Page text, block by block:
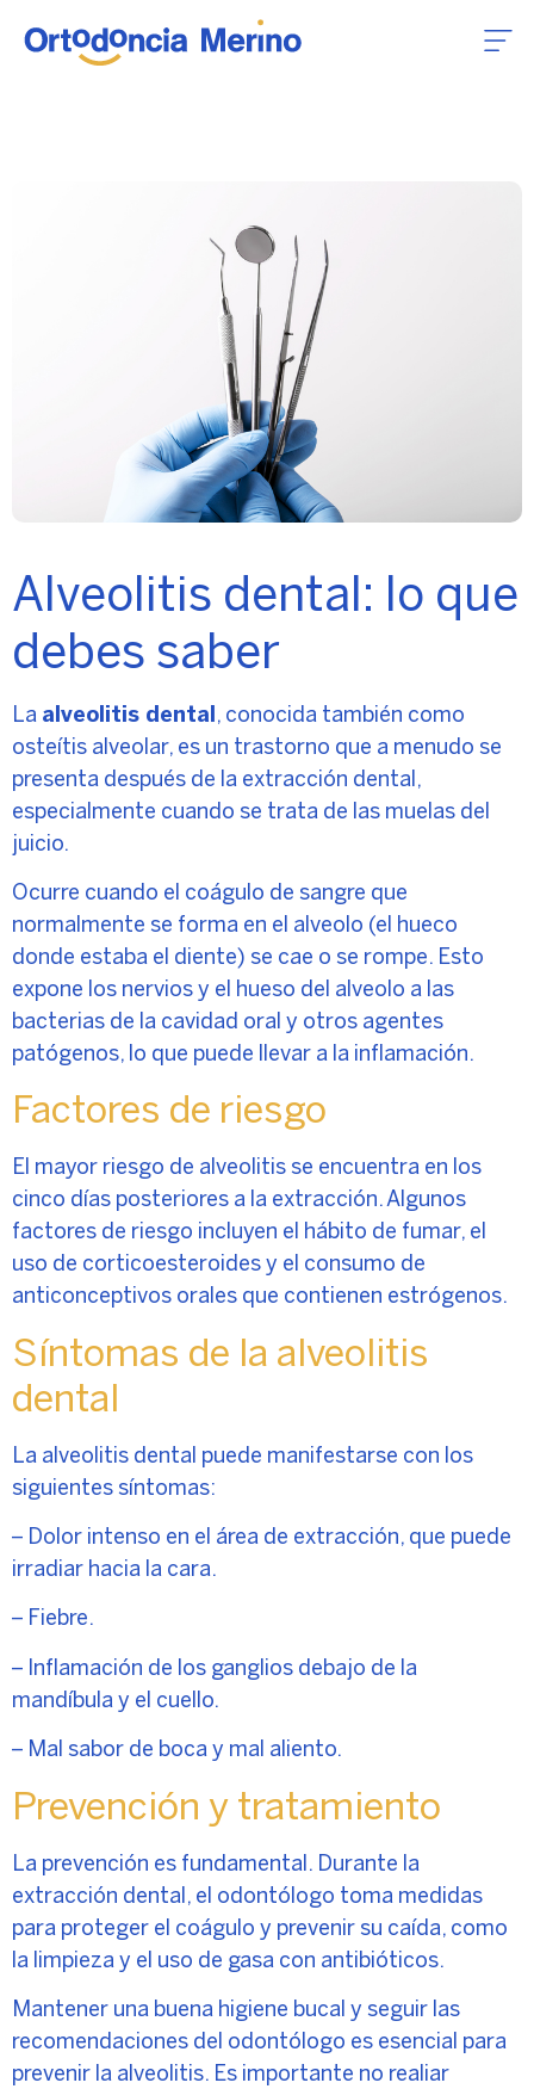
Alveolitis dental: lo que
debes saber
La alveolitis dental, conocida también como
osteítis alveolar, es un trastorno que a menudo se
presenta después de la extracción dental,
especialmente cuando se trata de las muelas del
juicio.
Ocurre cuando el coágulo de sangre que
normalmente se forma en el alveolo (el hueco
donde estaba el diente) se cae o se rompe. Esto
expone los nervios y el hueso del alveolo a las
bacterias de la cavidad oral y otros agentes
patógenos, lo que puede llevar a la inflamación.
Factores de riesgo
El mayor riesgo de alveolitis se encuentra en los
cinco días posteriores a la extracción. Algunos
factores de riesgo incluyen el hábito de fumar, el
uso de corticoesteroides y el consumo de
anticonceptivos orales que contienen estrógenos.
Síntomas de la alveolitis
dental
La alveolitis dental puede manifestarse con los
siguientes síntomas:
– Dolor intenso en el área de extracción, que puede
irradiar hacia la cara.
– Fiebre.
– Inflamación de los ganglios debajo de la
mandíbula y el cuello.
– Mal sabor de boca y mal aliento.
Prevención y tratamiento
La prevención es fundamental. Durante la
extracción dental, el odontólogo toma medidas
para proteger el coágulo y prevenir su caída, como
la limpieza y el uso de gasa con antibióticos.
Mantener una buena higiene bucal y seguir las
recomendaciones del odontólogo es esencial para
prevenir la alveolitis. Es importante no realiar